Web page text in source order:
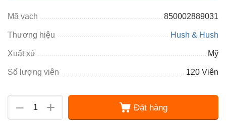
Mã vạch 850002889031
Thương hiệu Hush & Hush
Xuất xứ Mỹ
Số lượng viên 120 Viên
+
− Đặt hàng